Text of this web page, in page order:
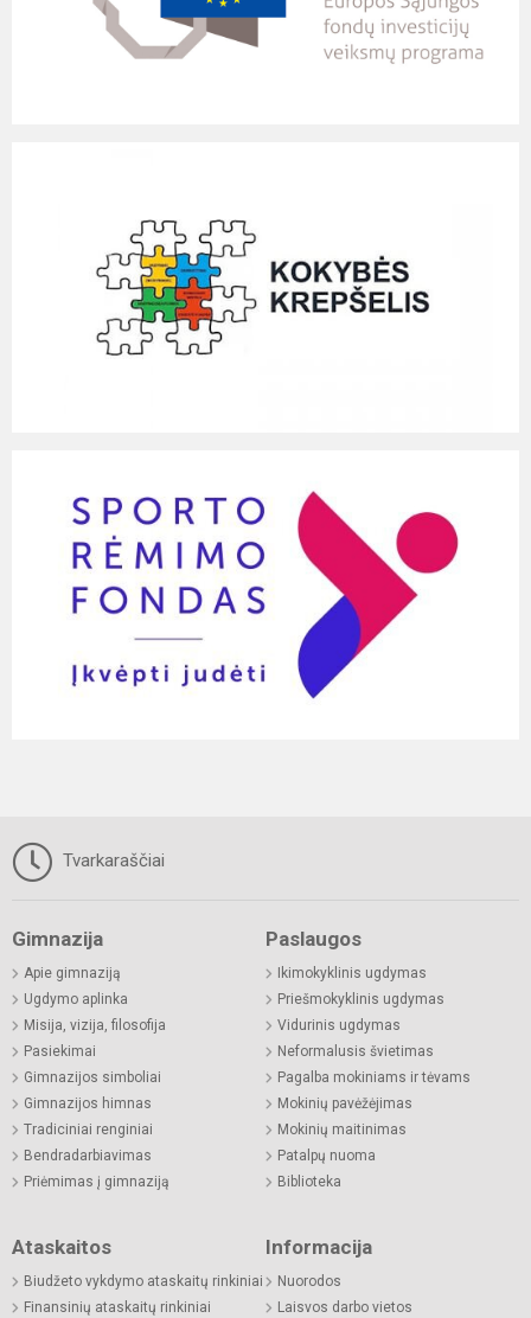
Tvarkaraščiai
Gimnazija
Apie gimnaziją
Ugdymo aplinka
Misija, vizija, filosofija
Pasiekimai
Gimnazijos simboliai
Gimnazijos himnas
Tradiciniai renginiai
Bendradarbiavimas
Priėmimas į gimnaziją
Paslaugos
Ikimokyklinis ugdymas
Priešmokyklinis ugdymas
Vidurinis ugdymas
Neformalusis švietimas
Pagalba mokiniams ir tėvams
Mokinių pavėžėjimas
Mokinių maitinimas
Patalpų nuoma
Biblioteka
Ataskaitos
Biudžeto vykdymo ataskaitų rinkiniai
Finansinių ataskaitų rinkiniai
Informacija
Nuorodos
Laisvos darbo vietos